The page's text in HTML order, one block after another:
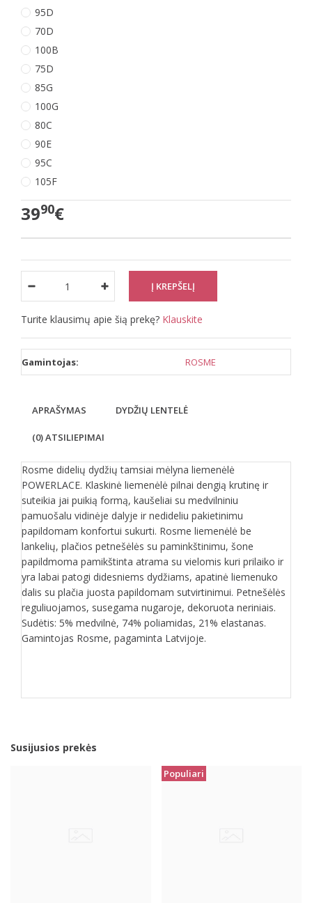
95D
70D
100B
75D
85G
100G
80C
90E
95C
105F
3990€
Turite klausimų apie šią prekę? Klauskite
Gamintojas: ROSME
APRAŠYMAS DYDŽIŲ LENTELĖ
(0) ATSILIEPIMAI
Rosme didelių dydžių tamsiai mėlyna liemenėlė
POWERLACE. Klaskinė liemenėlė pilnai dengią krutinę ir
suteikia jai puikią formą, kaušeliai su medvilniniu
pamuošalu vidinėje dalyje ir nedideliu pakietinimu
papildomam konfortui sukurti. Rosme liemenėlė be
lankelių, plačios petnešėlės su paminkštinimu, šone
papildmoma pamikštinta atrama su vielomis kuri prilaiko ir
yra labai patogi didesniems dydžiams, apatinė liemenuko
dalis su plačia juosta papildomam sutvirtinimui. Petnešėlės
reguliuojamos, susegama nugaroje, dekoruota neriniais.
Sudėtis: 5% medvilnė, 74% poliamidas, 21% elastanas.
Gamintojas Rosme, pagaminta Latvijoje.
Susijusios prekės
Populiari